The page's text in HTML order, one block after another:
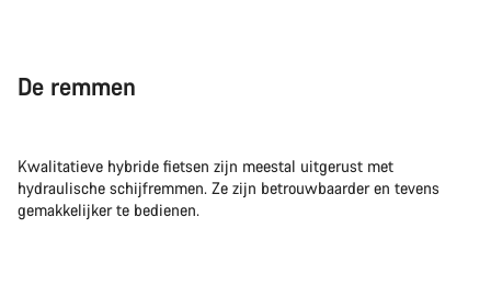
De remmen
Kwalitatieve hybride fietsen zijn meestal uitgerust met
hydraulische schijfremmen. Ze zijn betrouwbaarder en tevens
gemakkelijker te bedienen.